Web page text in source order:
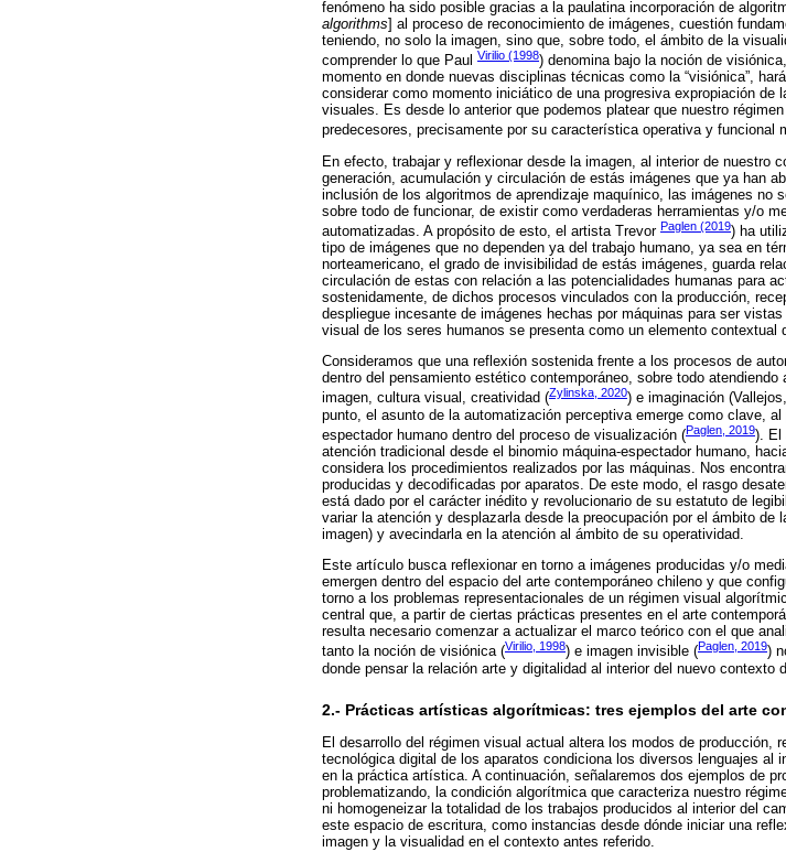
fenómeno ha sido posible gracias a la paulatina incorporación de
algorithms] al proceso de reconocimiento de imágenes, cuestión
teniendo, no solo la imagen, sino que, sobre todo, el ámbito de la
comprender lo que Paul Virilio (1998) denomina bajo la noción de
momento en donde nuevas disciplinas técnicas como la “visiónica”,
considerar como momento iniciático de una progresiva expropiación
visuales. Es desde lo anterior que podemos platear que nuestro
predecesores, precisamente por su característica operativa y funcional
En efecto, trabajar y reflexionar desde la imagen, al interior de nuestro
generación, acumulación y circulación de estás imágenes que ya han
inclusión de los algoritmos de aprendizaje maquínico, las imágenes no
sobre todo de funcionar, de existir como verdaderas herramientas y/o
automatizadas. A propósito de esto, el artista Trevor Paglen (2019) ha
tipo de imágenes que no dependen ya del trabajo humano, ya sea en
norteamericano, el grado de invisibilidad de estás imágenes, guarda
circulación de estas con relación a las potencialidades humanas para
sostenidamente, de dichos procesos vinculados con la producción,
despliegue incesante de imágenes hechas por máquinas para ser
visual de los seres humanos se presenta como un elemento contextual
Consideramos que una reflexión sostenida frente a los procesos de
dentro del pensamiento estético contemporáneo, sobre todo
imagen, cultura visual, creatividad (Zylinska, 2020) e imaginación
punto, el asunto de la automatización perceptiva emerge como clave,
espectador humano dentro del proceso de visualización (Paglen, 2019). El
atención tradicional desde el binomio máquina-espectador humano,
considera los procedimientos realizados por las máquinas. Nos
producidas y decodificadas por aparatos. De este modo, el rasgo
está dado por el carácter inédito y revolucionario de su estatuto de
variar la atención y desplazarla desde la preocupación por el ámbito de
imagen) y avecindarla en la atención al ámbito de su operatividad.
Este artículo busca reflexionar en torno a imágenes producidas y/o
emergen dentro del espacio del arte contemporáneo chileno y que
torno a los problemas representacionales de un régimen visual
central que, a partir de ciertas prácticas presentes en el arte
resulta necesario comenzar a actualizar el marco teórico con el que
tanto la noción de visiónica (Virilio, 1998) e imagen invisible (Paglen, 2019)
donde pensar la relación arte y digitalidad al interior del nuevo contexto
2.- Prácticas artísticas algorítmicas: tres ejemplos del arte
El desarrollo del régimen visual actual altera los modos de producción,
tecnológica digital de los aparatos condiciona los diversos lenguajes al
en la práctica artística. A continuación, señalaremos dos ejemplos de
problematizando, la condición algorítmica que caracteriza nuestro
ni homogeneizar la totalidad de los trabajos producidos al interior del
este espacio de escritura, como instancias desde dónde iniciar una
imagen y la visualidad en el contexto antes referido.